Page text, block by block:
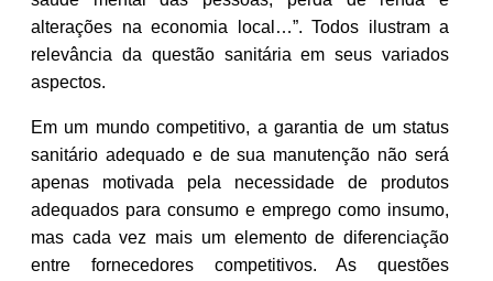
alterações na economia local…”. Todos ilustram a
relevância da questão sanitária em seus variados
aspectos.
Em um mundo competitivo, a garantia de um status
sanitário adequado e de sua manutenção não será
apenas motivada pela necessidade de produtos
adequados para consumo e emprego como insumo,
mas cada vez mais um elemento de diferenciação
entre fornecedores competitivos. As questões